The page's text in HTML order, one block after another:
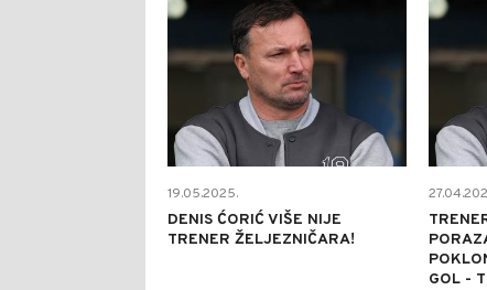
19.05.2025.
DENIS ĆORIĆ VIŠE NIJE
TRENER ŽELJEZNIČARA!
GOL -